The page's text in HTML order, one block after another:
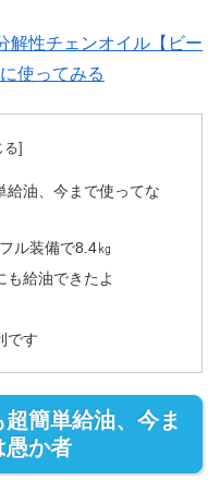
解性チェンオイル【ビー
使ってみる
給油、今まで使ってな
ル装備で8.4㎏
も給油できたよ
です
簡単給油、今ま
愚か者